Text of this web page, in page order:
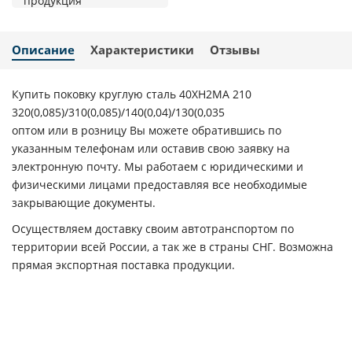
Описание Характеристики Отзывы
Купить поковку круглую сталь 40ХН2МА 210
320(0,085)/310(0,085)/140(0,04)/130(0,035
оптом или в розницу Вы можете обратившись по
указанным телефонам или оставив свою заявку на
электронную почту. Мы работаем с юридическими и
физическими лицами предоставляя все необходимые
закрывающие документы.
Осуществляем доставку своим автотранспортом по
территории всей России, а так же в страны СНГ. Возможна
прямая экспортная поставка продукции.